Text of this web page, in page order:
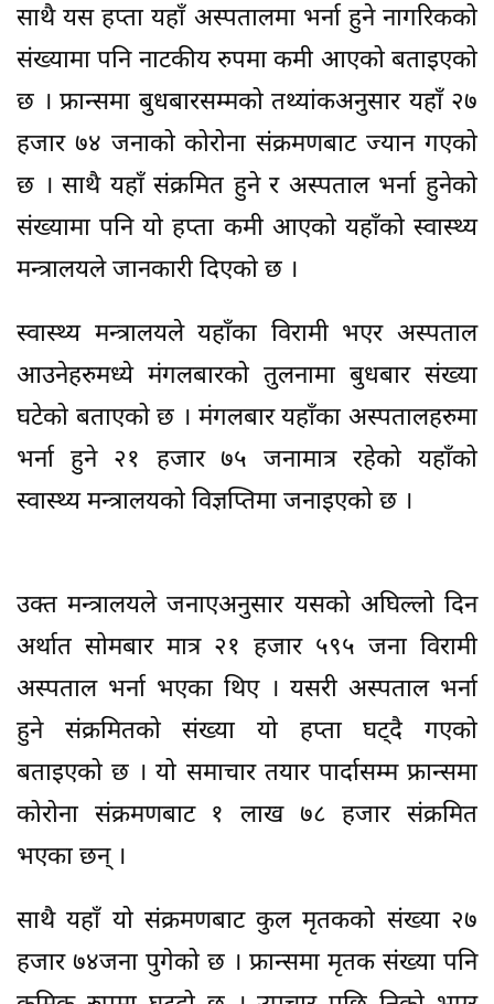
साथै यस हप्ता यहाँ अस्पतालमा भर्ना हुने नागरिकको
संख्यामा पनि नाटकीय रुपमा कमी आएको बताइएको
छ । फ्रान्समा बुधबारसम्मको तथ्यांकअनुसार यहाँ २७
हजार ७४ जनाको कोरोना संक्रमणबाट ज्यान गएको
छ । साथै यहाँ संक्रमित हुने र अस्पताल भर्ना हुनेको
संख्यामा पनि यो हप्ता कमी आएको यहाँको स्वास्थ्य
मन्त्रालयले जानकारी दिएको छ ।
स्वास्थ्य मन्त्रालयले यहाँका विरामी भएर अस्पताल
आउनेहरुमध्ये मंगलबारको तुलनामा बुधबार संख्या
घटेको बताएको छ । मंगलबार यहाँका अस्पतालहरुमा
भर्ना हुने २१ हजार ७५ जनामात्र रहेको यहाँको
स्वास्थ्य मन्त्रालयको विज्ञप्तिमा जनाइएको छ ।
उक्त मन्त्रालयले जनाएअनुसार यसको अघिल्लो दिन
अर्थात सोमबार मात्र २१ हजार ५९५ जना विरामी
अस्पताल भर्ना भएका थिए । यसरी अस्पताल भर्ना
हुने संक्रमितको संख्या यो हप्ता घट्दै गएको
बताइएको छ । यो समाचार तयार पार्दासम्म फ्रान्समा
कोरोना संक्रमणबाट १ लाख ७८ हजार संक्रमित
भएका छन् ।
साथै यहाँ यो संक्रमणबाट कुल मृतकको संख्या २७
हजार ७४जना पुगेको छ । फ्रान्समा मृतक संख्या पनि